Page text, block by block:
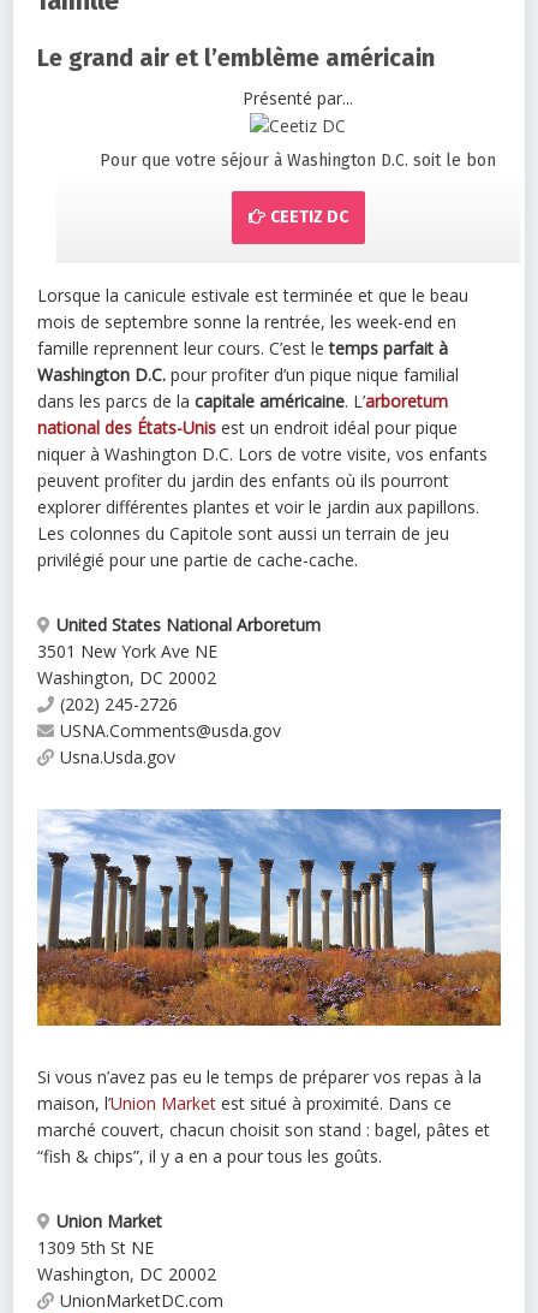
Le grand air et l’emblème américain
Présenté par...
Pour que votre séjour à Washington D.C. soit le bon
CEETIZ DC
Lorsque la canicule estivale est terminée et que le beau
mois de septembre sonne la rentrée, les week-end en
famille reprennent leur cours. C’est letemps parfait à
Washington D.C. pour profiter d’un pique nique familial
dans les parcs de lacapitale américaine. L’arboretum
national des États-Unis est un endroit idéal pour pique
niquer à Washington D.C. Lors de votre visite, vos enfants
peuvent profiter du jardin des enfants où ils pourront
explorer différentes plantes et voir le jardin aux papillons.
Les colonnes du Capitole sont aussi un terrain de jeu
privilégié pour une partie de cache-cache.
United States National Arboretum
3501 New York Ave NE
Washington, DC 20002
(202) 245-2726
USNA.Comments@usda.gov
Usna.Usda.gov
Si vous n’avez pas eu le temps de préparer vos repas à la
maison, l’Union Market est situé à proximité. Dans ce
marché couvert, chacun choisit son stand : bagel, pâtes et
“fish & chips”, il y a en a pour tous les goûts.
Union Market
1309 5th St NE
Washington, DC 20002
UnionMarketDC.com